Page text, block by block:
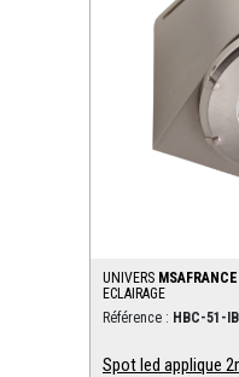
UNIVERS MSAFRANCE
ECLAIRAGE
Référence : HBC-51-IB
Spot led applique